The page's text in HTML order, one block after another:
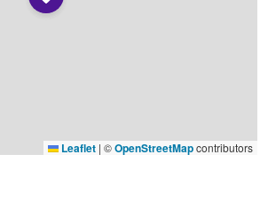
Leaflet | ©OpenStreetMapcontributors